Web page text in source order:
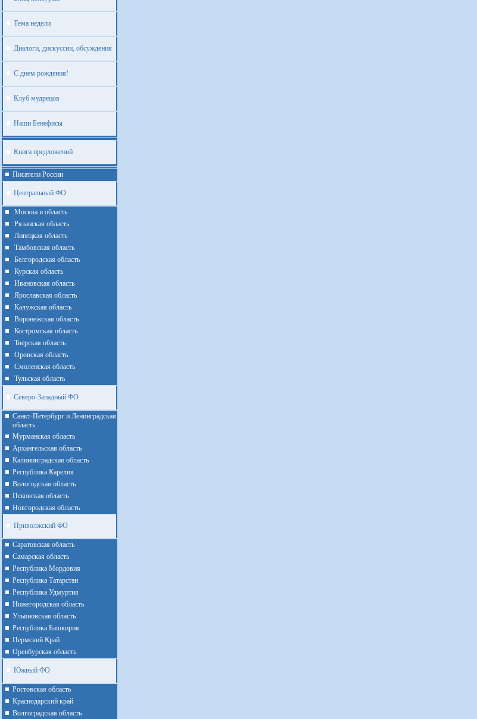
Тема недели
Диалоги, дискуссии, обсуждения
С днем рождения!
Клуб мудрецов
Наши Бенефисы
Книга предложений
Писатели России
Центральный ФО
Москва и область
Рязанская область
Липецкая область
Тамбовская область
Белгородская область
Курская область
Ивановская область
Ярославская область
Калужская область
Воронежская область
Костромская область
Тверская область
Оровская область
Смоленская область
Тульская область
Северо-Западный ФО
Санкт-Петербург и Ленинградская
область
Мурманская область
Архангельская область
Калининградская область
Республика Карелия
Вологодская область
Псковская область
Новгородская область
Приволжский ФО
Cаратовская область
Cамарская область
Республика Мордовия
Республика Татарстан
Республика Удмуртия
Нижегородская область
Ульяновская область
Республика Башкирия
Пермский Край
Оренбурская область
Южный ФО
Ростовская область
Краснодарский край
Волгоградская область